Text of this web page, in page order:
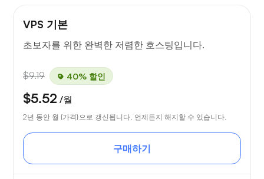
VPS 기본
초보자를 위한 완벽한 저렴한 호스팅입니다.
$9.19 40% 할인
$5.52 /월
2년 동안 월 {가격}으로 갱신됩니다. 언제든지 해지할 수 있습니다.
구매하기